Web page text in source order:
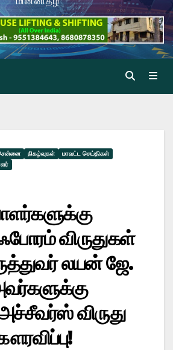
நிகழ்வுகள்
மாவட்ட செய்திகள்
விருதுகள்
லயன் ஜே.
விருது